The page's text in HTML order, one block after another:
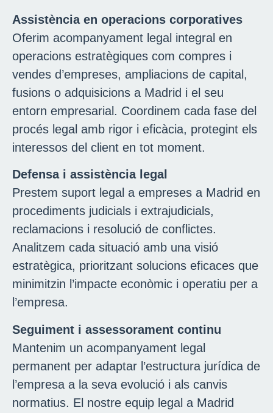
Assistència en operacions corporatives
Oferim acompanyament legal integral en
operacions estratègiques com compres i
vendes d’empreses, ampliacions de capital,
fusions o adquisicions a Madrid i el seu
entorn empresarial. Coordinem cada fase del
procés legal amb rigor i eficàcia, protegint els
interessos del client en tot moment.
Defensa i assistència legal
Prestem suport legal a empreses a Madrid en
procediments judicials i extrajudicials,
reclamacions i resolució de conflictes.
Analitzem cada situació amb una visió
estratègica, prioritzant solucions eficaces que
minimitzin l’impacte econòmic i operatiu per a
l’empresa.
Seguiment i assessorament continu
Mantenim un acompanyament legal
permanent per adaptar l’estructura jurídica de
l’empresa a la seva evolució i als canvis
normatius. El nostre equip legal a Madrid